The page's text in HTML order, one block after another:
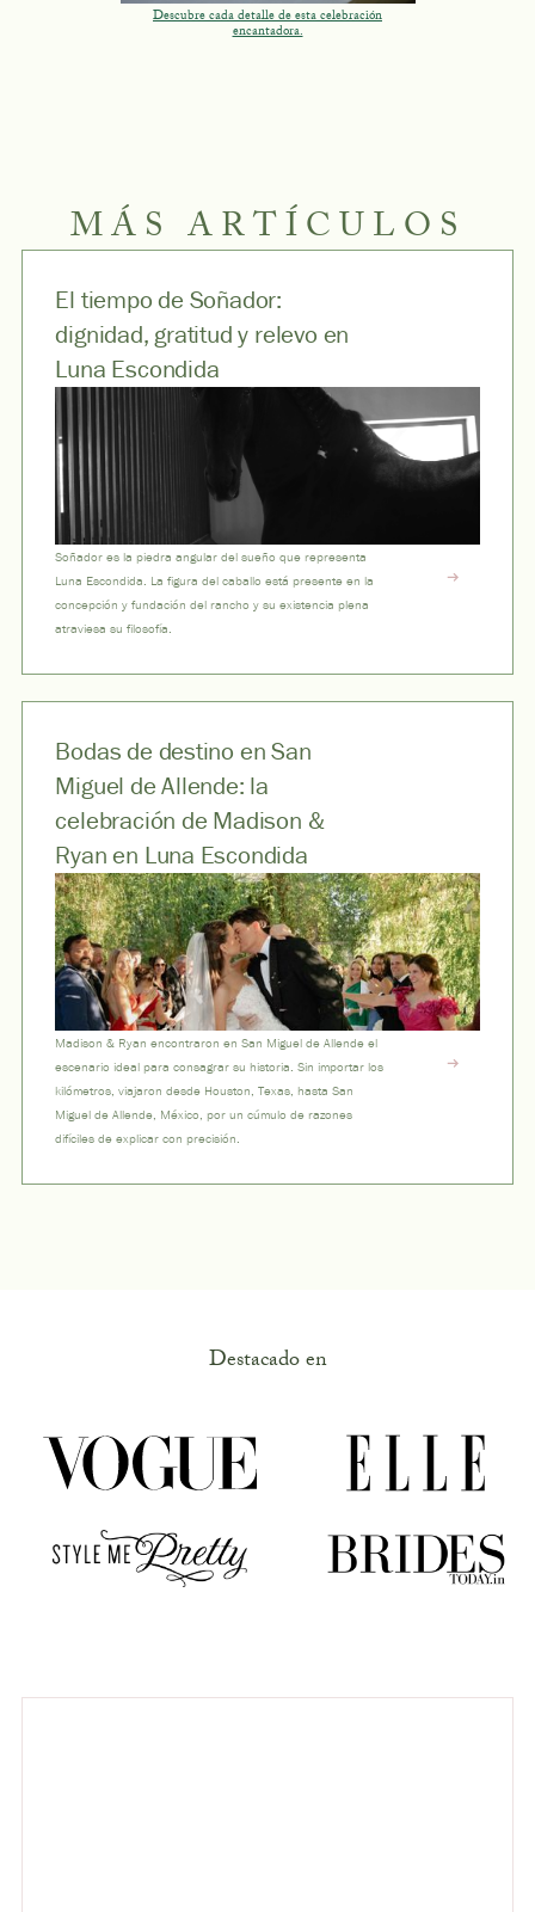
Descubre cada detalle de esta celebración
encantadora.
MÁS ARTÍCULOS
El tiempo de Soñador:
dignidad, gratitud y relevo en
Luna Escondida
Soñador es la piedra angular del sueño que representa
Luna Escondida. La figura del caballo está presente en la
concepción y fundación del rancho y su existencia plena
atraviesa su filosofía.
Bodas de destino en San
Miguel de Allende: la
celebración de Madison &
Ryan en Luna Escondida
Madison & Ryan encontraron en San Miguel de Allende el
escenario ideal para consagrar su historia. Sin importar los
kilómetros, viajaron desde Houston, Texas, hasta San
Miguel de Allende, México, por un cúmulo de razones
difíciles de explicar con precisión.
Destacado en